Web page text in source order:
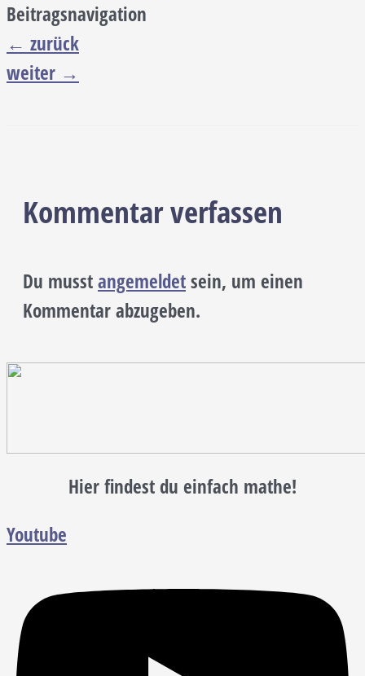
Beitragsnavigation
← zurück
weiter →
Kommentar verfassen
Du musstangemeldetsein, um einen
Kommentar abzugeben.
Hier findest du einfach mathe!
Youtube